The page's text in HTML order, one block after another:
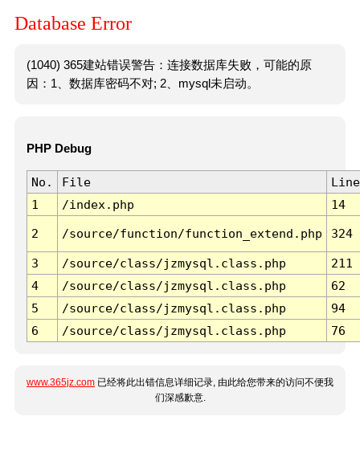
Database Error
(1040) 365建站错误警告：连接数据库失败，可能的原
因：1、数据库密码不对; 2、mysql未启动。
PHP Debug
No. File
Line
1
/index.php 14
2 /source/function/function_extend.php 324
3 /source/class/jzmysql.class.php
211
4
/source/class/jzmysql.class.php
62
5
/source/class/jzmysql.class.php
94
6
/source/class/jzmysql.class.php 76
www.365jz.com 已经将此出错信息详细记录, 由此给您带来的访问不便我
们深感歉意.